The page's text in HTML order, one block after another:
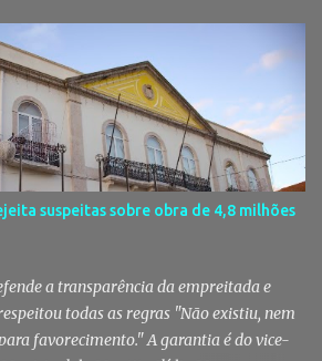
tipo de criminalidade no distrito de
e dinheiro apreendidos pela GNR Um
na segunda-feira, 28 de Julho, por
crime de tráfico de estupefacientes, na
A detenção foi efetuada pelo Comando
GNR, através do Posto Territorial de
de uma operação de fiscalização
para o combate ao consumo e tráfico
"os militares da Guarda identificaram
a ação policial realizada em Pi...
suspeitas sobre obra de 4,8 milhões
a transparência da empreitada e
todas as regras "Não existiu, nem
favorecimento." A garantia é do vice-